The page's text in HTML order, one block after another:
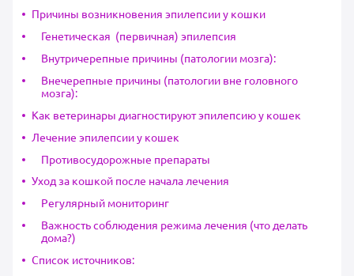
Причины возникновения эпилепсии у кошки
Генетическая (первичная) эпилепсия
Внутричерепные причины (патологии мозга):
Внечерепные причины (патологии вне головного
мозга):
Как ветеринары диагностируют эпилепсию у кошек
Лечение эпилепсии у кошек
Противосудорожные препараты
Уход за кошкой после начала лечения
Регулярный мониторинг
Важность соблюдения режима лечения (что делать
дома?)
Список источников: